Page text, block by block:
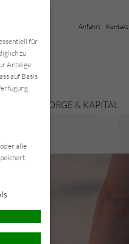
Anfahrt Kontakt
VORSORGE & KAPITAL
für
zu
Anzeige
auf Basis
alle